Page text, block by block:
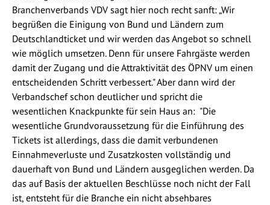
Branchenverbands VDV sagt hier noch recht sanft: „Wir
begrüßen die Einigung von Bund und Ländern zum
Deutschlandticket und wir werden das Angebot so schnell
wie möglich umsetzen. Denn für unsere Fahrgäste werden
damit der Zugang und die Attraktivität des ÖPNV um einen
entscheidenden Schritt verbessert." Aber dann wird der
Verbandschef schon deutlicher und spricht die
wesentlichen Knackpunkte für sein Haus an: "Die
wesentliche Grundvoraussetzung für die Einführung des
Tickets ist allerdings, dass die damit verbundenen
Einnahmeverluste und Zusatzkosten vollständig und
dauerhaft von Bund und Ländern ausgeglichen werden. Da
das auf Basis der aktuellen Beschlüsse noch nicht der Fall
ist, entsteht für die Branche ein nicht absehbares